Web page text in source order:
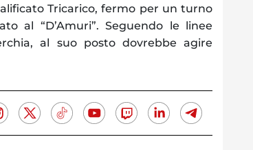
Tricarico, fermo per un turno
al “D’Amuri”. Seguendo le linee
al suo posto dovrebbe agire